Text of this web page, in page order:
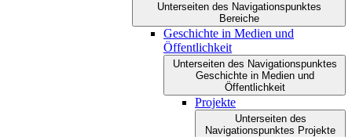
Unterseiten des Navigationspunktes
Bereiche
Geschichte in Medien und
Öffentlichkeit
Unterseiten des Navigationspunktes
Geschichte in Medien und
Öffentlichkeit
Projekte
Unterseiten des
Navigationspunktes Projekte